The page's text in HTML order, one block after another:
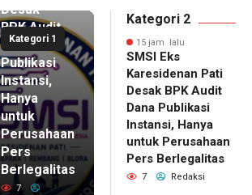
Kategori 1
Desak
BPK Audit
Dana
Publikasi
Instansi,
Hanya
untuk
Perusahaan
Pers
Berlegalitas
7
15 jam lalu
Ketum
DPP
Kategori 2
15 jam lalu
SMSI Eks
Karesidenan Pati
Desak BPK Audit
Dana Publikasi
Instansi, Hanya
untuk Perusahaan
Pers Berlegalitas
7 Redaksi